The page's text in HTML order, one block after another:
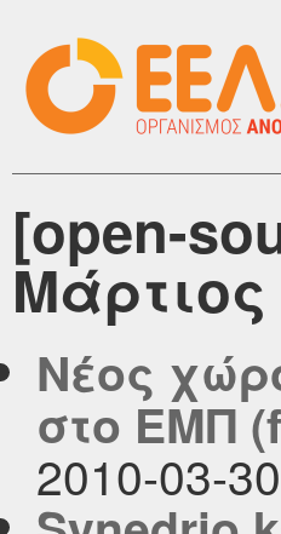
[open-
Μάρτιος
Νέος
στο ΕΜΠ
2010-03-30